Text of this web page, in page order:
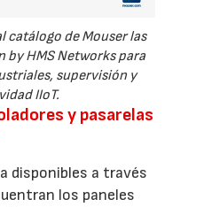
catálogo de Mouser las
by HMS Networks para
supervisión y
IIoT.
y pasarelas
disponibles a través
los paneles